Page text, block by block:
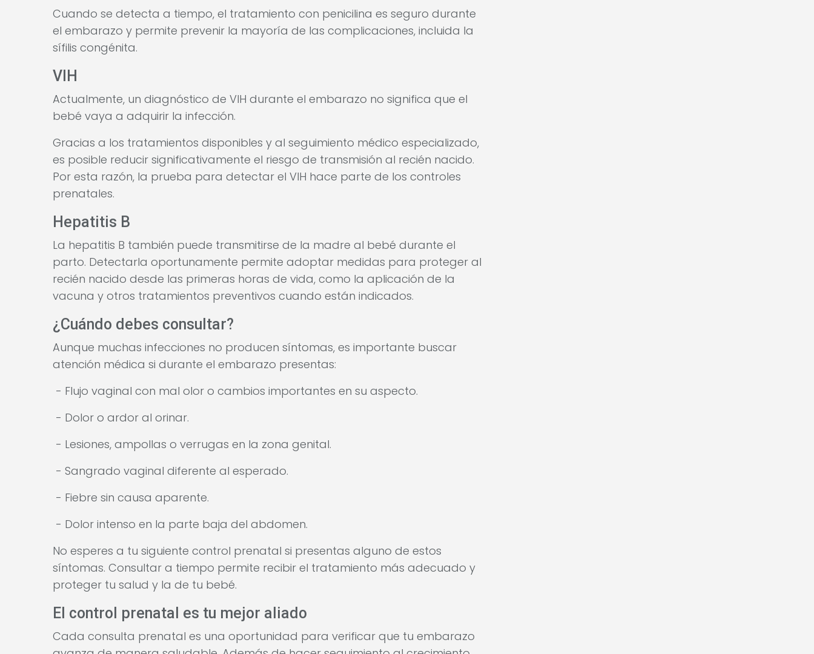
Cuando se detecta a tiempo, el tratamiento con penicilina es seguro durante
el embarazo y permite prevenir la mayoría de las complicaciones, incluida la
sífilis congénita.
VIH
Actualmente, un diagnóstico de VIH durante el embarazo no significa que el
bebé vaya a adquirir la infección.
Gracias a los tratamientos disponibles y al seguimiento médico especializado,
es posible reducir significativamente el riesgo de transmisión al recién nacido.
Por esta razón, la prueba para detectar el VIH hace parte de los controles
prenatales.
Hepatitis B
La hepatitis B también puede transmitirse de la madre al bebé durante el
parto. Detectarla oportunamente permite adoptar medidas para proteger al
recién nacido desde las primeras horas de vida, como la aplicación de la
vacuna y otros tratamientos preventivos cuando están indicados.
¿Cuándo debes consultar?
Aunque muchas infecciones no producen síntomas, es importante buscar
atención médica si durante el embarazo presentas:
- Flujo vaginal con mal olor o cambios importantes en su aspecto.
- Dolor o ardor al orinar.
- Lesiones, ampollas o verrugas en la zona genital.
- Sangrado vaginal diferente al esperado.
- Fiebre sin causa aparente.
- Dolor intenso en la parte baja del abdomen.
No esperes a tu siguiente control prenatal si presentas alguno de estos
síntomas. Consultar a tiempo permite recibir el tratamiento más adecuado y
proteger tu salud y la de tu bebé.
El control prenatal es tu mejor aliado
Cada consulta prenatal es una oportunidad para verificar que tu embarazo